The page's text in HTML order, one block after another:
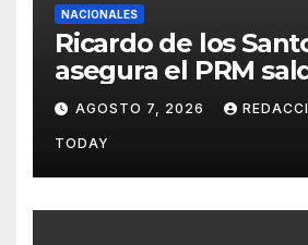
NACIONALES
Ricardo de los
asegura el PRM
fortalecido del
interno para
autoridades
AGOSTO 7, 2026
TODAY